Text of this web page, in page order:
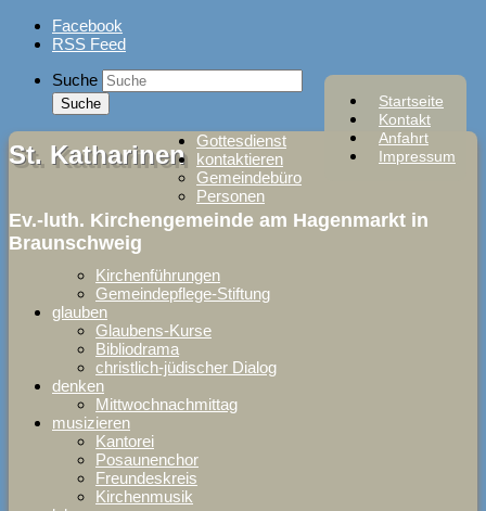
Skip
Facebook
RSS Feed
Startseite
Kontakt
Anfahrt
Impressum
Suche
St. Katharinen
Ev.-luth. Kirchengemeinde am Hagenmarkt in
Braunschweig
Gottesdienst
kontaktieren
Gemeindebüro
Personen
Kirchenführungen
Gemeindepflege-Stiftung
glauben
Glaubens-Kurse
Bibliodrama
christlich-jüdischer Dialog
denken
Mittwochnachmittag
musizieren
Kantorei
Posaunenchor
Freundeskreis
Kirchenmusik